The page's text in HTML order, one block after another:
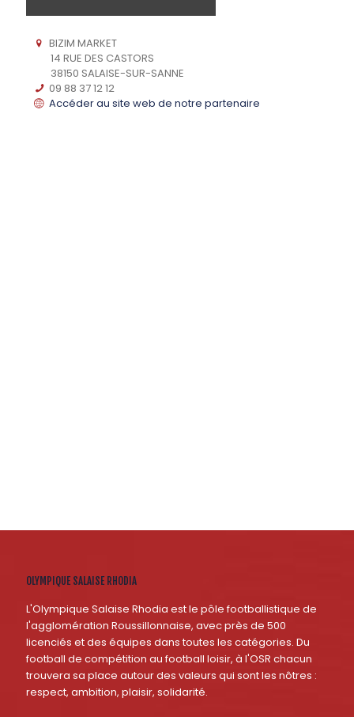
BIZIM MARKET
14 RUE DES CASTORS
38150 SALAISE-SUR-SANNE
09 88 37 12 12
Accéder au site web de notre partenaire
OLYMPIQUE SALAISE RHODIA
L'Olympique Salaise Rhodia est le pôle footballistique de
l'agglomération Roussillonnaise, avec près de 500
licenciés et des équipes dans toutes les catégories. Du
football de compétition au football loisir, à l'OSR chacun
trouvera sa place autour des valeurs qui sont les nôtres :
respect, ambition, plaisir, solidarité.